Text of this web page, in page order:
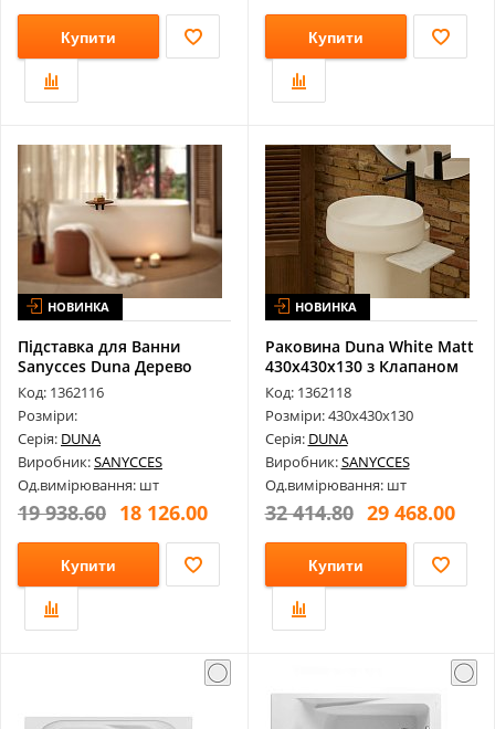
Купити Купити
НОВИНКА
Підставка для Ванни
Sanycces Duna Дерево
Код: 1362116
Розміри:
Серія: DUNA
Виробник:SANYCCES
Од.вимірювання: шт
19 938.60 18 126.00
Купити
НОВИНКА
Раковина Duna White Matt
430х430х130 з Клапаном
Код: 1362118
Розміри: 430х430х130
Серія: DUNA
Виробник:SANYCCES
Од.вимірювання: шт
32 414.80 29 468.00
Купити